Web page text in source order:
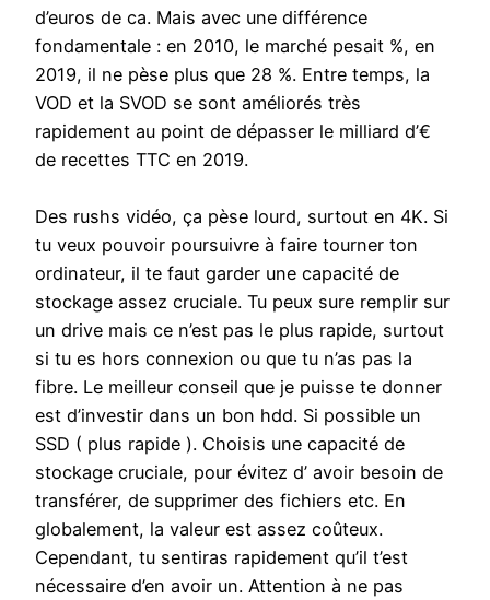
d’euros de ca. Mais avec une différence
fondamentale : en 2010, le marché pesait %, en
2019, il ne pèse plus que 28 %. Entre temps, la
VOD et la SVOD se sont améliorés très
rapidement au point de dépasser le milliard d’€
de recettes TTC en 2019.
Des rushs vidéo, ça pèse lourd, surtout en 4K. Si
tu veux pouvoir poursuivre à faire tourner ton
ordinateur, il te faut garder une capacité de
stockage assez cruciale. Tu peux sure remplir sur
un drive mais ce n’est pas le plus rapide, surtout
si tu es hors connexion ou que tu n’as pas la
fibre. Le meilleur conseil que je puisse te donner
est d’investir dans un bon hdd. Si possible un
SSD ( plus rapide ). Choisis une capacité de
stockage cruciale, pour évitez d’ avoir besoin de
transférer, de supprimer des fichiers etc. En
globalement, la valeur est assez coûteux.
Cependant, tu sentiras rapidement qu’il t’est
nécessaire d’en avoir un. Attention à ne pas